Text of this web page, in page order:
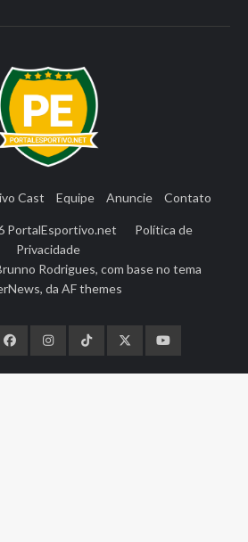
Cast Equipe Anuncie Contato
PortalEsportivo.net
Política de
Privacidade
Rodrigues, com base no tema
, da AF themes